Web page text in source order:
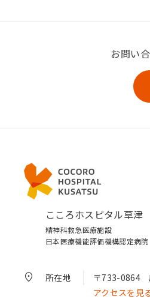
お問い
こころホスピタル草津
精神科救急医療施設
日本医療機能評価機構認定病院
所在地 〒733-0864
アクセスを見